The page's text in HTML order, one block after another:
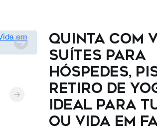
Quinta com
Suítes para
Hóspedes,
Retiro de
Ideal para
ou Vida em